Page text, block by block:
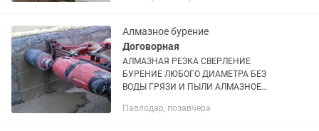
Алмазное бурение
Договорная
АЛМАЗНАЯ РЕЗКА СВЕРЛЕНИЕ
БУРЕНИЕ ЛЮБОГО ДИАМЕТРА БЕЗ
ВОДЫ ГРЯЗИ И ПЫЛИ АЛМАЗНОЕ
БЕТОНЕ - алмазное бурение
Павлодар, позавчера